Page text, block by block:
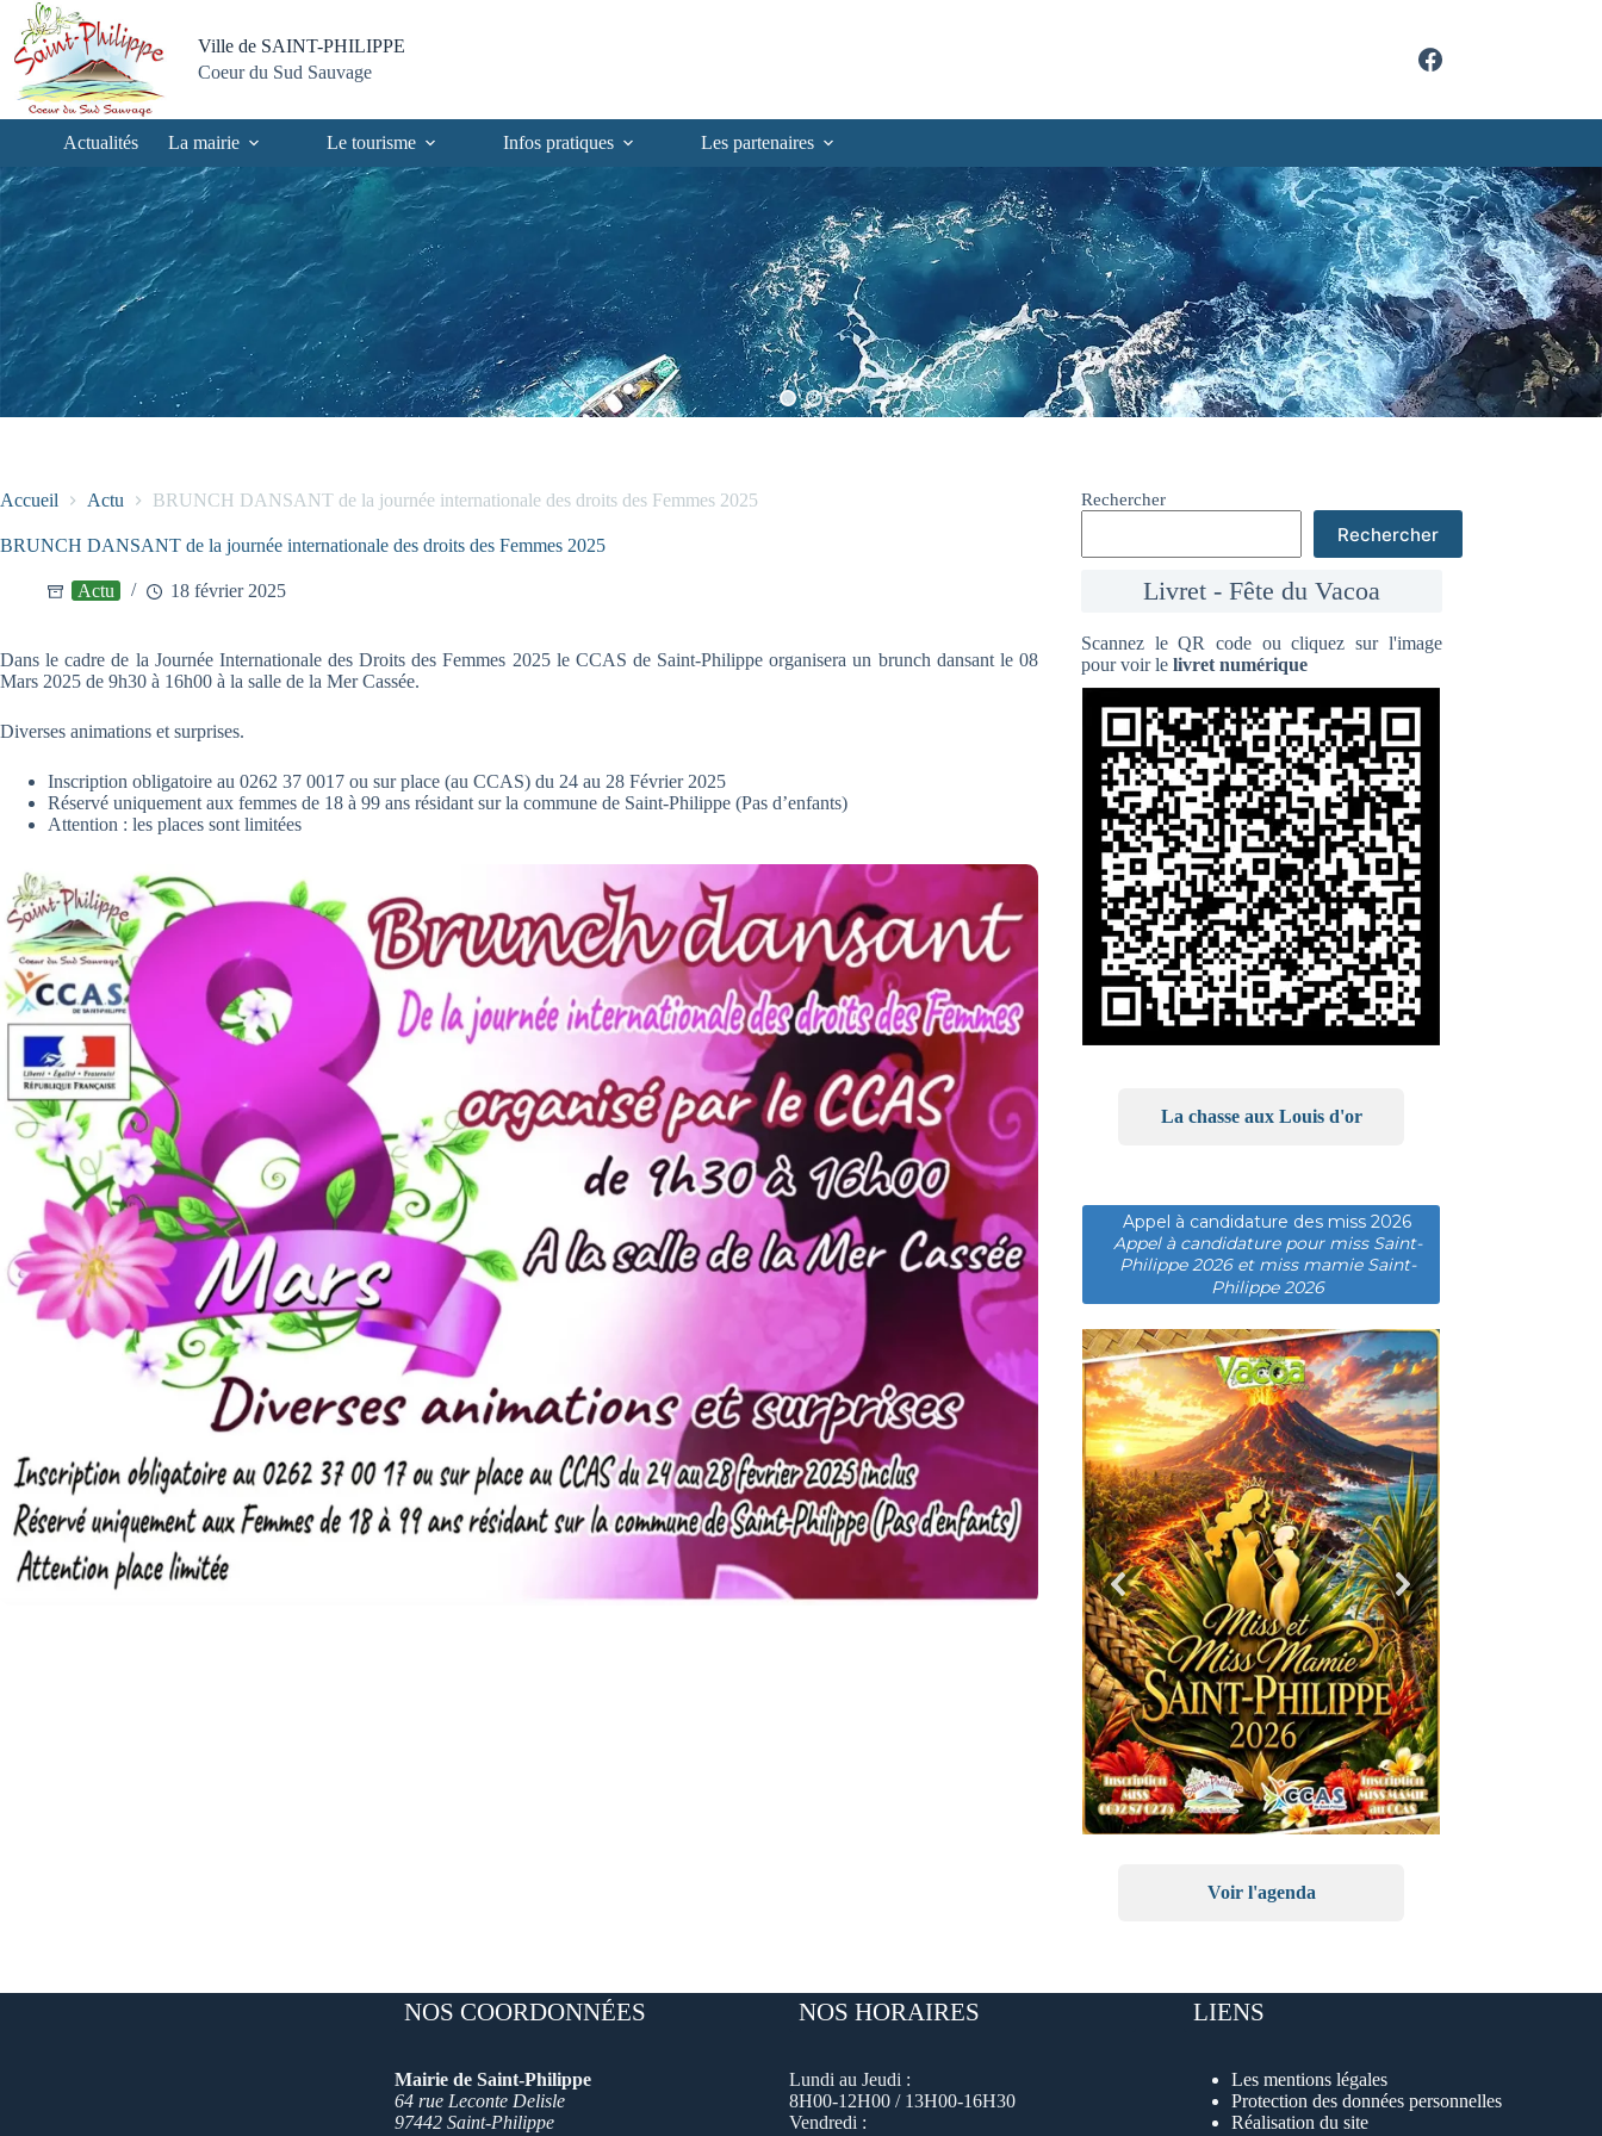
Passer
contenu
Passer
menu
Aller
recherche
Aller
pied
page
Ville de SAINT-PHILIPPE
Coeur du Sud Sauvage
Actualités La mairie Le tourisme Infos pratiques Les partenaires
Accueil Actu BRUNCH DANSANT de la journée internationale des droits des Femmes 2025
BRUNCH DANSANT de la journée internationale des droits des Femmes 2025
Actu 18 février 2025
Dans le cadre de la Journée Internationale des Droits des Femmes 2025 le CCAS de Saint-Philippe organisera un brunch dansant le 08
Mars 2025 de 9h30 à 16h00 à la salle de la Mer Cassée.
Diverses animations et surprises.
Inscription obligatoire au 0262 37 0017 ou sur place (au CCAS) du 24 au 28 Février 2025
Réservé uniquement aux femmes de 18 à 99 ans résidant sur la commune de Saint-Philippe (Pas d’enfants)
Attention : les places sont limitées
Rechercher
Rechercher
Livret - Fête du Vacoa
Scannez le QR code ou cliquez sur l'image
pour voir lelivret numérique
La chasse aux Louis d'or
Appel à candidature des miss 2026
Appel à candidature pour miss Saint-
Philippe 2026 et miss mamie Saint-
Philippe 2026
Voir l'agenda
NOS COORDONNÉES
Mairie de Saint-Philippe
64 rue Leconte Delisle
97442 Saint-Philippe
NOS HORAIRES
Lundi au Jeudi :
8H00-12H00 / 13H00-16H30
Vendredi :
LIENS
Les mentions légales
Protection des données personnelles
Réalisation du site